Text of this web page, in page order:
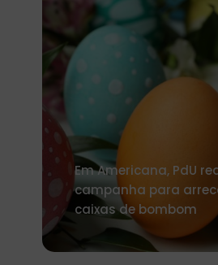
Em Americana, PdU
campanha para
caixas de bombom